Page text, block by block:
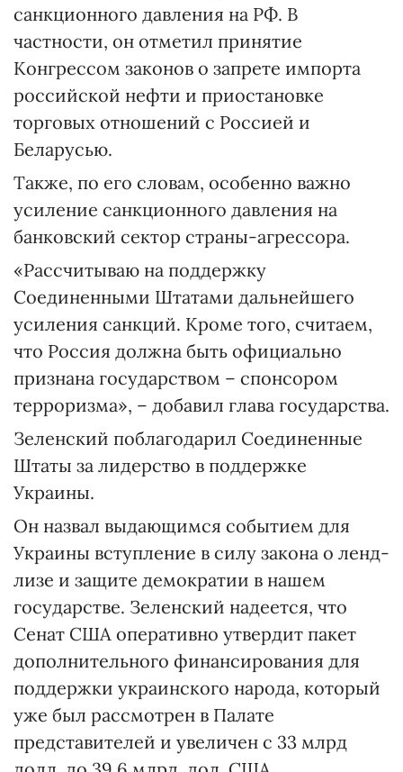
санкционного давления на РФ. В
частности, он отметил принятие
Конгрессом законов о запрете импорта
российской нефти и приостановке
торговых отношений с Россией и
Беларусью.
Также, по его словам, особенно важно
усиление санкционного давления на
банковский сектор страны-агрессора.
«Рассчитываю на поддержку
Соединенными Штатами дальнейшего
усиления санкций. Кроме того, считаем,
что Россия должна быть официально
признана государством – спонсором
терроризма», – добавил глава государства.
Зеленский поблагодарил Соединенные
Штаты за лидерство в поддержке
Украины.
Он назвал выдающимся событием для
Украины вступление в силу закона о ленд-
лизе и защите демократии в нашем
государстве. Зеленский надеется, что
Сенат США оперативно утвердит пакет
дополнительного финансирования для
поддержки украинского народа, который
уже был рассмотрен в Палате
представителей и увеличен с 33 млрд